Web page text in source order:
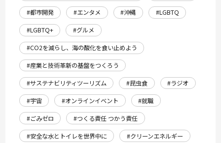
#都市開発
#エンタメ #沖縄
#LGBTQ
#LGBTQ+
#グルメ
#CO2を減らし、海の酸化を食い止めよう
#産業と技術革新の基盤をつくろう
#サステナビリティツーリズム
#昆虫食
#ラジオ
#宇宙
#オンラインイベント
#就職
#ごみゼロ
#つくる責任 つかう責任
#安全な水とトイレを世界中に
#クリーンエネルギー